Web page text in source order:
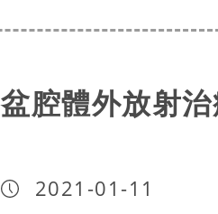
盆腔體外放射
2021-01-11